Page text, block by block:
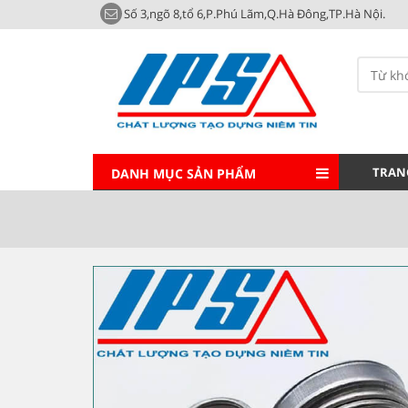
Số 3,ngõ 8,tổ 6,P.Phú Lãm,Q.Hà Đông,TP.Hà Nội.
DANH MỤC SẢN PHẨM